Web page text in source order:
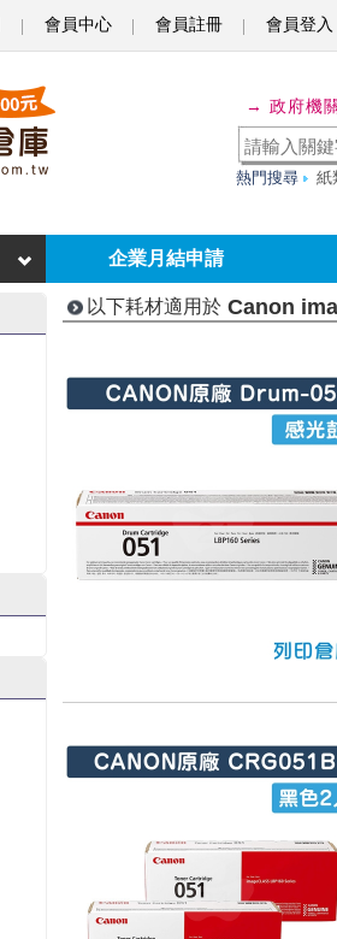
會員中心 會員註冊 會員登入
→ 政府機
熱門搜尋 紙
企業月結申請
以下耗材適用於 Canon